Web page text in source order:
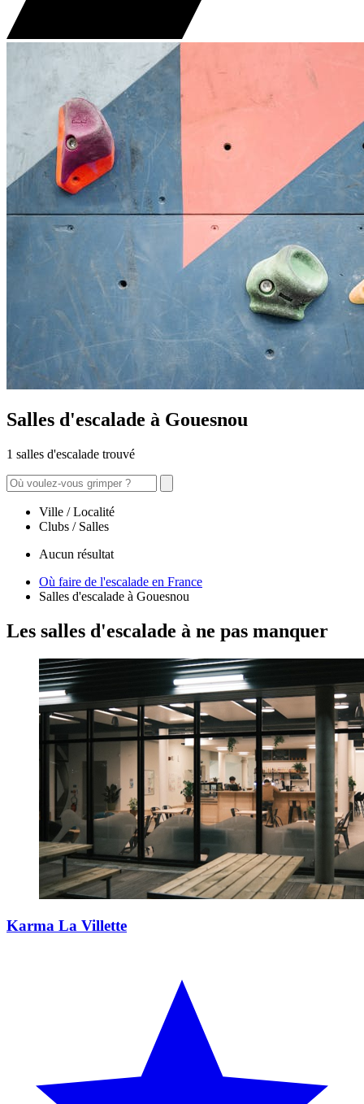
Salles d'escalade à Gouesnou
1 salles d'escalade trouvé
Ville / Localité
Clubs / Salles
Aucun résultat
Où faire de l'escalade en France
Salles d'escalade à Gouesnou
Les salles d'escalade à ne pas manquer
Karma La Villette